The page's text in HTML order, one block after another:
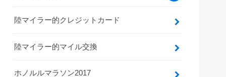
陸マイラー的クレジットカード
陸マイラー的マイル交換
ホノルルマラソン2017